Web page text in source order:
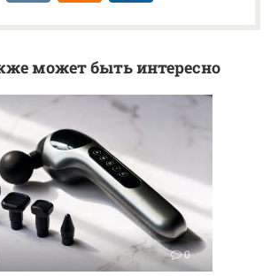
может быть интересно
0